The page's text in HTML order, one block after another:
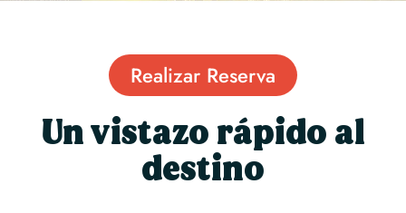
Realizar Reserva
Un vistazo rápido al
destino